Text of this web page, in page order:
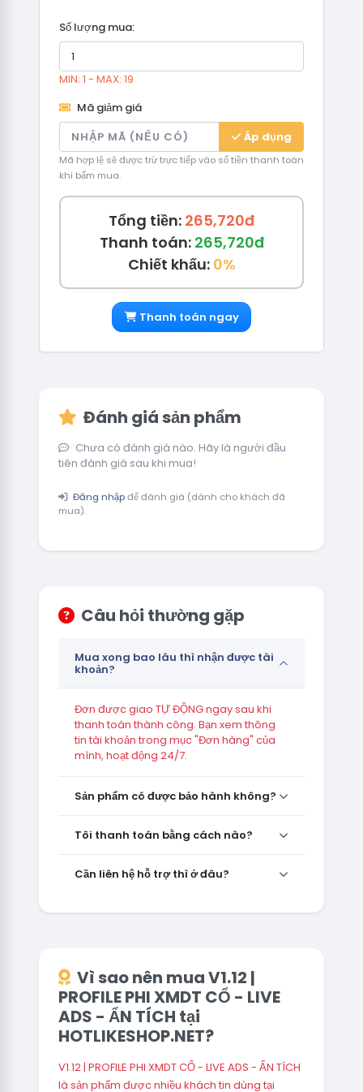
Số lượng mua:
MIN: 1 - MAX: 19
Mã giảm giá
Áp dụng
Mã hợp lệ sẽ được trừ trực tiếp vào số tiền thanh toán
khi bấm mua.
Tổng tiền: 265,720đ
Thanh toán: 265,720đ
Chiết khấu: 0%
Thanh toán ngay
Đánh giá sản phẩm
Chưa có đánh giá nào. Hãy là người đầu
tiên đánh giá sau khi mua!
Đăng nhậpđể đánh giá (dành cho khách đã
mua).
Câu hỏi thường gặp
Mua xong bao lâu thì nhận được tài
khoản?
Đơn được giao TỰ ĐỘNG ngay sau khi
thanh toán thành công. Bạn xem thông
tin tài khoản trong mục "Đơn hàng" của
mình, hoạt động 24/7.
Sản phẩm có được bảo hành không?
Tôi thanh toán bằng cách nào?
Cần liên hệ hỗ trợ thì ở đâu?
Vì sao nên mua V1.12 |
PROFILE PHI XMDT CỔ - LIVE
ADS - ẨN TÍCH tại
HOTLIKESHOP.NET?
V1.12 | PROFILE PHI XMDT CỔ - LIVE ADS - ẨN TÍCH
là sản phẩm được nhiều khách tin dùng tại